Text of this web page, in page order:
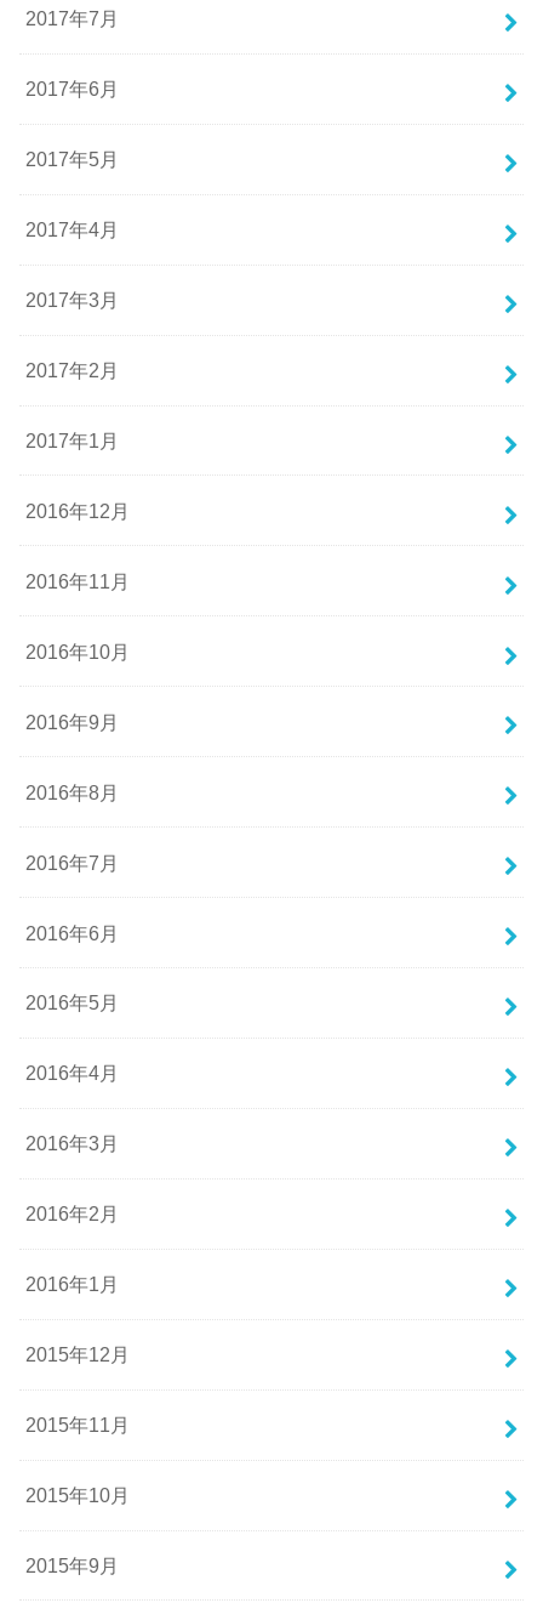
2017年7月
2017年6月
2017年5月
2017年4月
2017年3月
2017年2月
2017年1月
2016年12月
2016年11月
2016年10月
2016年9月
2016年8月
2016年7月
2016年6月
2016年5月
2016年4月
2016年3月
2016年2月
2016年1月
2015年12月
2015年11月
2015年10月
2015年9月